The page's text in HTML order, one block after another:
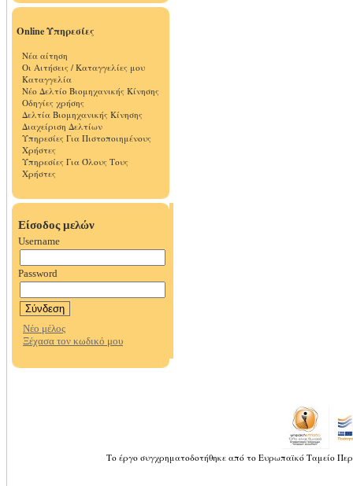
Online Υπηρεσίες
Νέα αίτηση
Οι Αιτήσεις / Καταγγελίες μου
Καταγγελία
Νέο Δελτίο Βιομηχανικής Κίνησης
Οδηγίες χρήσης
Δελτία Βιομηχανικής Κίνησης
Διαχείριση Δελτίων
Υπηρεσίες Για Πιστοποιημένους
Χρήστες
Υπηρεσίες Για Όλους Τους
Χρήστες
Το έργο συγχρηματοδοτήθηκε από το Ευρωπαϊκό Ταμείο